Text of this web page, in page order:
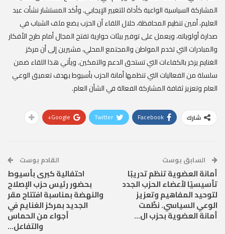
المشاركة السياسية الواعية كأداة للتغيير الإيجابي. وأكد المستشار نشأت عبد
العليم، أمين تنظيم المحافظة، خلال اللقاء أن الحزب يضع ملف الشباب في
صدارة أولوياته، ويعمل على توفير بيئات حوارية تفتح المجال أمام طرح الأفكار
والمبادرات التي تخدم المواطن والمجتمع المحلي، مشيرين إلى أن مركز
الغنايم يزخر بالكفاءات التي تستحق الدعم والتمكين. ويأتي هذا اللقاء ضمن
سلسلة من الفعاليات التي تنظمها أمانة الحزب بأسيوط بهدف تعميق الوعي
العام وتعزيز ثقافة المشاركة الفعالة في الشأن العام.
شارك Facebook
Twitter
Google+
السابق بوست
أمانة العضوية تنظم تدريبًا
تأسيسيًا لأعضاء الحزب الجدد
لتوحيد المفاهيم وتعزيز
الوعي السياسي. نظّمت
أمانة العضوية بحزب ال…
القادم بوست
احتفالية كبرى بأسيوط
بحضور رئيس حزب الإصلاح
والنهضة بمناسبة افتتاح مقر
الجديد بمركز الغنايم في
أجواء من الحماس
والتفاعل…